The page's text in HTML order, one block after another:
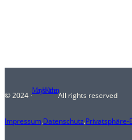
© 2024 ·Mary's KitchenAll rights reserved
Impressum.Datenschutz.Privatsphäre-